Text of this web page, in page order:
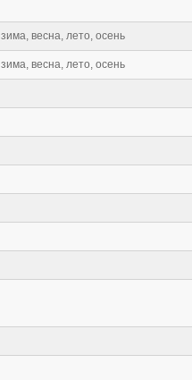
зима, весна, лето, осень
зима, весна, лето, осень